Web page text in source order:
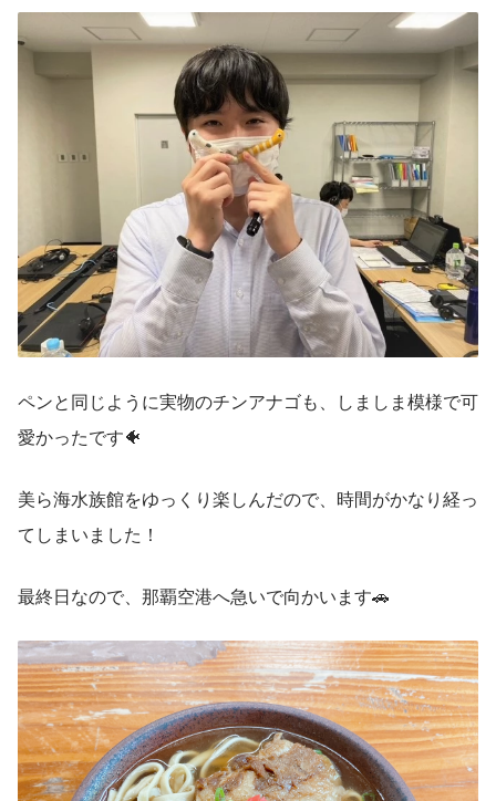
ペンと同じように実物のチンアナゴも、しましま模様で可
愛かったです🐠
美ら海水族館をゆっくり楽しんだので、時間がかなり経っ
てしまいました！
最終日なので、那覇空港へ急いで向かいます🚗